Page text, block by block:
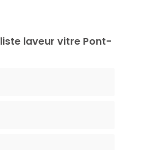
laveur vitre Pont-